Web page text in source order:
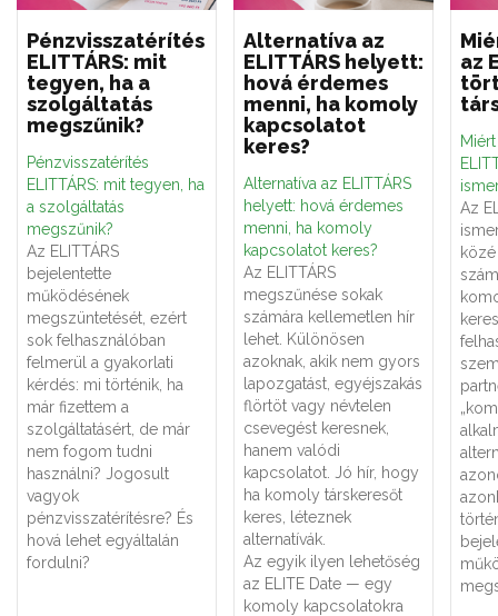
Pénzvisszatérítés
ELITTÁRS: mit
tegyen, ha a
szolgáltatás
megszűnik?
Pénzvisszatérítés
ELITTÁRS: mit tegyen, ha
a szolgáltatás
megszűnik?
Az ELITTÁRS
bejelentette
működésének
megszüntetését, ezért
sok felhasználóban
felmerül a gyakorlati
kérdés: mi történik, ha
már fizettem a
szolgáltatásért, de már
nem fogom tudni
használni? Jogosult
vagyok
pénzvisszatérítésre? És
hová lehet egyáltalán
fordulni?
Alternatíva az
ELITTÁRS helyett:
hová érdemes
menni, ha komoly
kapcsolatot
keres?
Alternatíva az ELITTÁRS
helyett: hová érdemes
menni, ha komoly
kapcsolatot keres?
Az ELITTÁRS
megszűnése sokak
számára kellemetlen hír
lehet. Különösen
azoknak, akik nem gyors
lapozgatást, egyéjszakás
flörtöt vagy névtelen
csevegést keresnek,
hanem valódi
kapcsolatot. Jó hír, hogy
ha komoly társkeresőt
keres, léteznek
alternatívák.
Az egyik ilyen lehetőség
az ELITE Date — egy
komoly kapcsolatokra
az
Az